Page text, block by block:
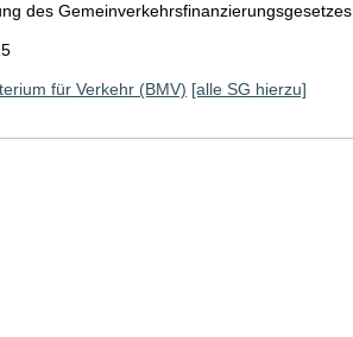
des Gemeinverkehrsfinanzierungsgesetzes
für Verkehr (BMV) [alle SG hierzu]